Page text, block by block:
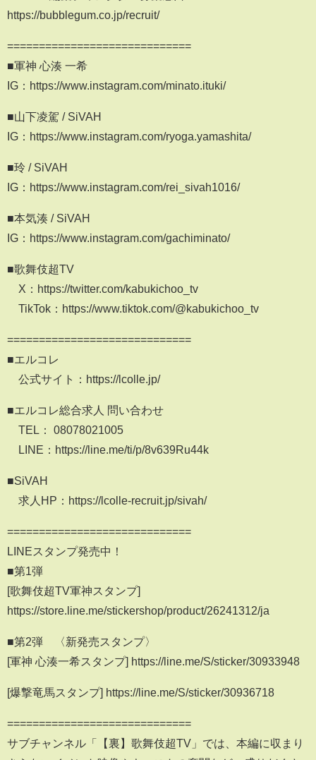
https://bubblegum.co.jp/recruit/
=============================
■軍神 心湊 一希
IG：https://www.instagram.com/minato.ituki/
■山下凌駕 / SiVAH
IG：https://www.instagram.com/ryoga.yamashita/
■玲 / SiVAH
IG：https://www.instagram.com/rei_sivah1016/
■本気湊 / SiVAH
IG：https://www.instagram.com/gachiminato/
■歌舞伎超TV
X：https://twitter.com/kabukichoo_tv
TikTok：https://www.tiktok.com/@kabukichoo_tv
=============================
■エルコレ
公式サイト：https://lcolle.jp/
■エルコレ総合求人 問い合わせ
TEL： 08078021005
LINE：https://line.me/ti/p/8v639Ru44k
■SiVAH
求人HP：https://lcolle-recruit.jp/sivah/
=============================
LINEスタンプ発売中！
■第1弾
[歌舞伎超TV軍神スタンプ]
https://store.line.me/stickershop/product/26241312/ja
■第2弾 〈新発売スタンプ〉
[軍神 心湊一希スタンプ] https://line.me/S/sticker/30933948
[爆撃竜馬スタンプ] https://line.me/S/sticker/30936718
=============================
サブチャンネル「【裏】歌舞伎超TV」では、本編に収まり